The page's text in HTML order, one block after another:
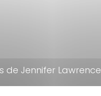
de Jennifer Lawrence